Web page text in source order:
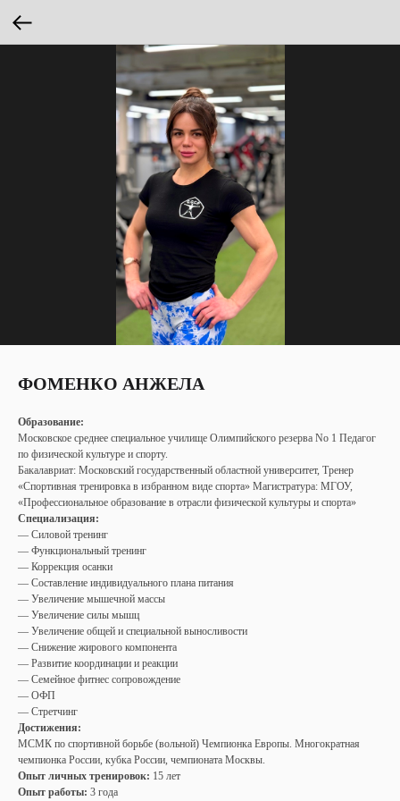
ФОМЕНКО АНЖЕЛА
Образование:
Московское среднее специальное училище Олимпийского резерва No 1 Педагог
по физической культуре и спорту.
Бакалавриат: Московский государственный областной университет, Тренер
«Спортивная тренировка в избранном виде спорта» Магистратура: МГОУ,
«Профессиональное образование в отрасли физической культуры и спорта»
Специализация:
— Силовой тренинг
— Функциональный тренинг
— Коррекция осанки
— Составление индивидуального плана питания
— Увеличение мышечной массы
— Увеличение силы мышц
— Увеличение общей и специальной выносливости
— Снижение жирового компонента
— Развитие координации и реакции
— Семейное фитнес сопровождение
— ОФП
— Стретчинг
Достижения:
МСМК по спортивной борьбе (вольной) Чемпионка Европы. Многократная
чемпионка России, кубка России, чемпионата Москвы.
Опыт личных тренировок: 15 лет
Опыт работы: 3 года